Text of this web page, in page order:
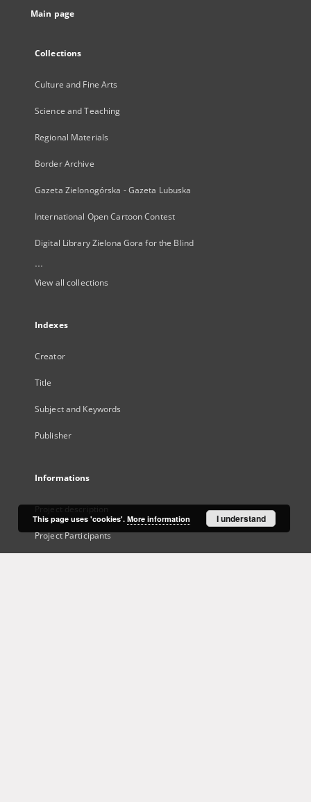
Main page
Collections
Culture and Fine Arts
Science and Teaching
Regional Materials
Border Archive
Gazeta Zielonogórska - Gazeta Lubuska
International Open Cartoon Contest
Digital Library Zielona Gora for the Blind
...
View all collections
Indexes
Creator
Title
Subject and Keywords
Publisher
Informations
Project description
Project Participants
This page uses 'cookies'. More information I understand